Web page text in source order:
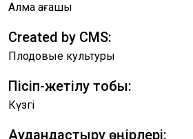
Алма ағашы
Created by CMS:
Плодовые культуры
Пісіп-жетілу тобы:
Күзгі
Аудандастыру өңірлері: